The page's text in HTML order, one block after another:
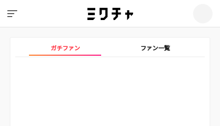
ガチファン ファン一覧